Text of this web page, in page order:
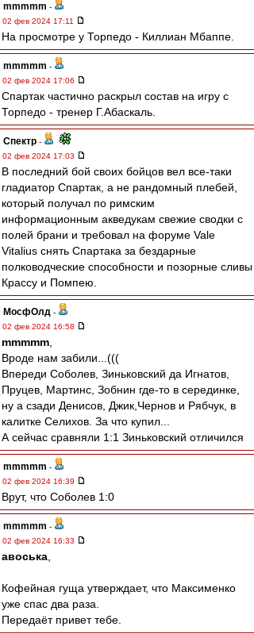
mmmmm -
02 фев 2024 17:11
На просмотре у Торпедо - Киллиан Мбаппе.
mmmmm -
02 фев 2024 17:06
Спартак частично раскрыл состав на игру с
Торпедо - тренер Г.Абаскаль.
Спектр -
02 фев 2024 17:03
В последний бой своих бойцов вел все-таки
гладиатор Спартак, а не рандомный плебей,
который получал по римским
информационным акведукам свежие сводки с
полей брани и требовал на форуме Vale
Vitalius снять Спартака за бездарные
полководческие способности и позорные сливы
Крассу и Помпею.
МосфОлд -
02 фев 2024 16:58
mmmmm
Вроде нам забили...(((
Впереди Соболев, Зиньковский да Игнатов,
Пруцев, Мартинс, Зобнин где-то в серединке,
ну а сзади Денисов, Джик,Чернов и Рябчук, в
калитке Селихов. За что купил...
А сейчас сравняли 1:1 Зиньковский отличился
mmmmm -
02 фев 2024 16:39
Врут, что Соболев 1:0
mmmmm -
02 фев 2024 16:33
авоська
Кофейная гуща утверждает, что Максименко
уже спас два раза.
Передаёт привет тебе.